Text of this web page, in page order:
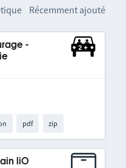
Récemment ajouté
-
pdf zip
liO